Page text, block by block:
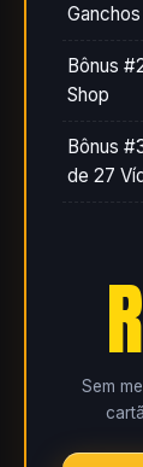
Bônus
Shop
Bônus
de 27
Sem